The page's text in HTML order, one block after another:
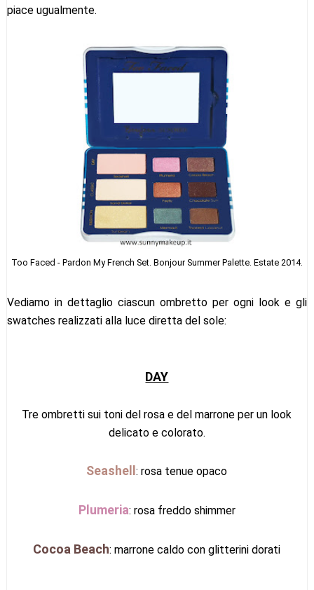
piace ugualmente.
Too Faced - Pardon My French Set. Bonjour Summer Palette. Estate 2014.
Vediamo in dettaglio ciascun ombretto per ogni look e gli
swatches realizzati alla luce diretta del sole:
DAY
Tre ombretti sui toni del rosa e del marrone per un look
delicato e colorato.
Seashell: rosa tenue opaco
Plumeria: rosa freddo shimmer
Cocoa Beach: marrone caldo con glitterini dorati